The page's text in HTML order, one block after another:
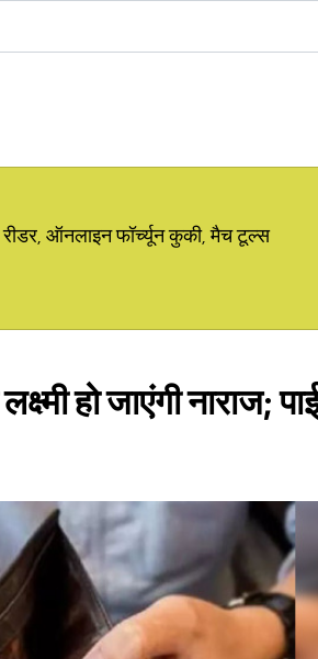
ऑनलाइन फॉर्च्यून कुकी, मैच टूल्स
हो जाएंगी नाराज;